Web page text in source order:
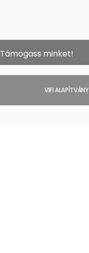
Támogass minket!
VIFI ALAPÍTVÁNY